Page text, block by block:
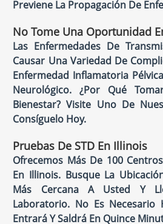
Previene La Propagación De
No Tome Una Oportunidad
Las Enfermedades De
Causar Una Variedad De
Enfermedad Inflamatoria
Neurológico. ¿Por Qué
Bienestar? Visite Uno De
Consíguelo Hoy.
Pruebas De STD En Illinois
Ofrecemos Más De 100
En Illinois. Busque La
Más Cercana A Usted Y
Laboratorio. No Es Necesario
Entrará Y Saldrá En Quince